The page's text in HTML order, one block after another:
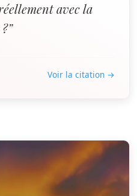
avec la
Voir la citation →